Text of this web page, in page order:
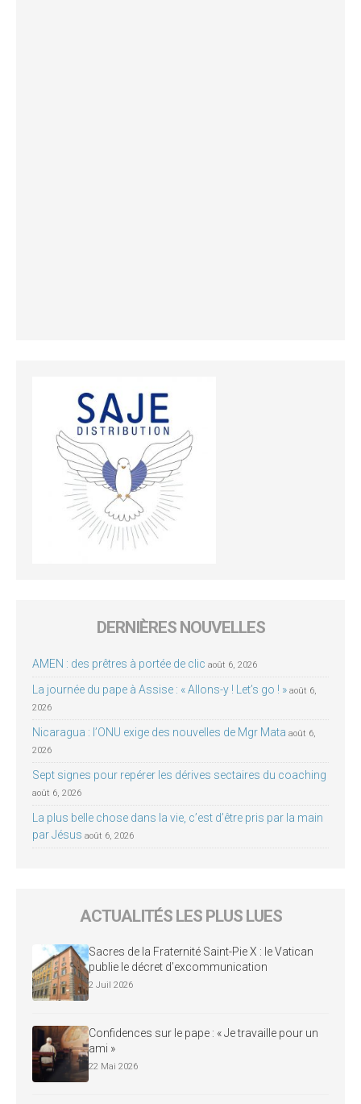
DERNIÈRES NOUVELLES
AMEN : des prêtres à portée de clic août 6, 2026
La journée du pape à Assise : « Allons-y ! Let’s go ! » août 6,
2026
Nicaragua : l’ONU exige des nouvelles de Mgr Mata août 6,
2026
Sept signes pour repérer les dérives sectaires du coaching
août 6, 2026
La plus belle chose dans la vie, c’est d’être pris par la main
par Jésus août 6, 2026
ACTUALITÉS LES PLUS LUES
Sacres de la Fraternité Saint-Pie X : le Vatican
publie le décret d’excommunication
2 Juil 2026
Confidences sur le pape : « Je travaille pour un
ami »
22 Mai 2026